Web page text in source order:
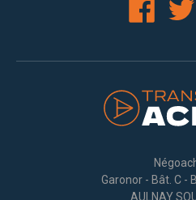
Garonor - Bât. C -
AULNAY